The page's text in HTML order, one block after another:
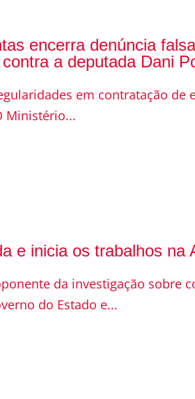
encerra denúncia
a deputada Dani
em contratação de
Ministério...
e inicia os trabalhos na
da investigação sobre
do Estado e...